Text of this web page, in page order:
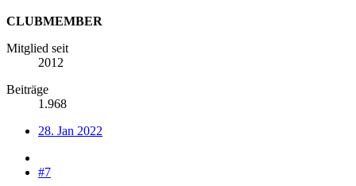
CLUBMEMBER
Mitglied seit
2012
Beiträge
1.968
28. Jan 2022
#7